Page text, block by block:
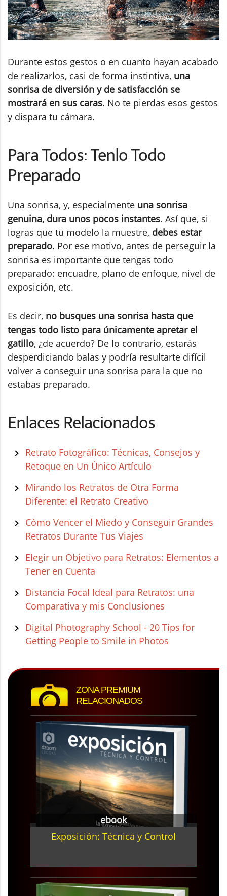
Durante estos gestos o en cuanto hayan acabado
de realizarlos, casi de forma instintiva, una
sonrisa de diversión y de satisfacción se
mostrará en sus caras. No te pierdas esos gestos
y dispara tu cámara.
Para Todos: Tenlo Todo
Preparado
Una sonrisa, y, especialmente una sonrisa
genuina, dura unos pocos instantes. Así que, si
logras que tu modelo la muestre, debes estar
preparado. Por ese motivo, antes de perseguir la
sonrisa es importante que tengas todo
preparado: encuadre, plano de enfoque, nivel de
exposición, etc.
Es decir, no busques una sonrisa hasta que
tengas todo listo para únicamente apretar el
gatillo, ¿de acuerdo? De lo contrario, estarás
desperdiciando balas y podría resultarte difícil
volver a conseguir una sonrisa para la que no
estabas preparado.
Enlaces Relacionados
Retrato Fotográfico: Técnicas, Consejos y
Retoque en Un Único Artículo
Mirando los Retratos de Otra Forma
Diferente: el Retrato Creativo
Cómo Vencer el Miedo y Conseguir Grandes
Retratos Durante Tus Viajes
Elegir un Objetivo para Retratos: Elementos a
Tener en Cuenta
Distancia Focal Ideal para Retratos: una
Comparativa y mis Conclusiones
Digital Photography School - 20 Tips for
Getting People to Smile in Photos
ZONA PREMIUM
RELACIONADOS
ebook
Exposición: Técnica y Control